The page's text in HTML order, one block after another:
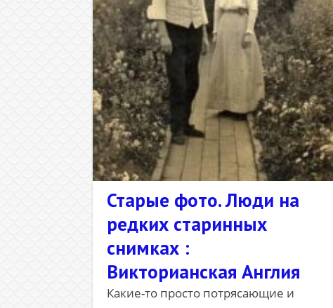
Старые фото. Люди на
редких старинных
снимках :
Викторианская Англия
Какие-то просто потрясающие и